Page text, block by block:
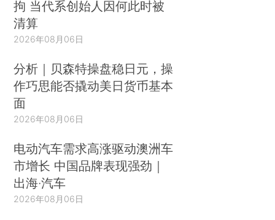
拘 当代系创始人因何此时被
清算
2026年08月06日
分析｜贝森特操盘稳日元，操
作巧思能否撬动美日货币基本
面
2026年08月06日
电动汽车需求高涨驱动澳洲车
市增长 中国品牌表现强劲｜
出海·汽车
2026年08月06日